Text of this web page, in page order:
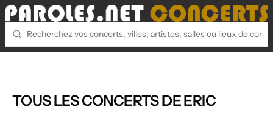
TOUS LES CONCERTS DE ERIC